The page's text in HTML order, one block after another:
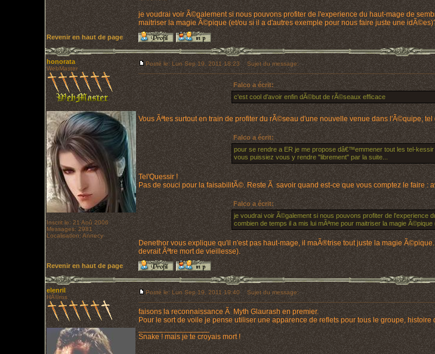
je voudrai voir Ã©galement si nous pouvons profiter de l'experience du haut-mage de
maitriser la magie Ã©pique (et/ou si il a d'autres exemple pour nous faire juste une
Revenir en haut de page
honorata
WebMaster
Inscrit le: 21 Aoû 2006
Messages: 2981
Localisation: Annecy
Posté le: Lun Sep 19, 2011 18:23 Sujet du message:
Falco a écrit:
c'est cool d'avoir enfin dÃ©but de rÃ©seaux efficace
Vous Ãªtes surtout en train de profiter du rÃ©seau d'une nouvelle venue dans l'Ã©quipe,
Falco a écrit:
pour se rendre a ER je me propose dâ€™emmener tout les tel-
vous puissiez vous y rendre "librement" par la suite...
Tel'Quessir !
Pas de souci pour la faisabilitÃ©. Reste Ã savoir quand est-ce que vous comptez le faire
Falco a écrit:
je voudrai voir Ã©galement si nous pouvons profiter de l'experience
combien de temps il a mis lui mÃªme pour maitriser la magie
Denethor vous explique qu'il n'est pas haut-mage, il maÃ®trise tout juste la magie
devrait Ãªtre mort de vieillesse).
Revenir en haut de page
elenril
HÃ©ros
Posté le: Lun Sep 19, 2011 19:40 Sujet du message:
faisons la reconnaissance Ã Myth Glaurash en premier.
Pour le sort de voile je pense utiliser une apparence de reflets pour tous le groupe,
_________________
Snake ! mais je te croyais mort !